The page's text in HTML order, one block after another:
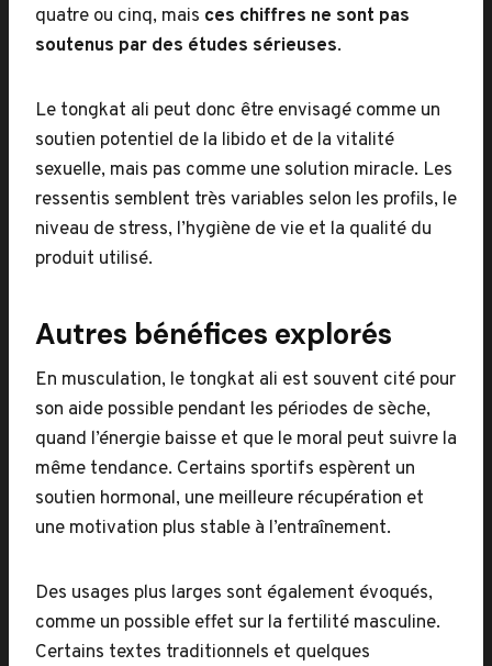
quatre ou cinq, mais ces chiffres ne sont pas
soutenus par des études sérieuses.
Le tongkat ali peut donc être envisagé comme un
soutien potentiel de la libido et de la vitalité
sexuelle, mais pas comme une solution miracle. Les
ressentis semblent très variables selon les profils, le
niveau de stress, l’hygiène de vie et la qualité du
produit utilisé.
Autres bénéfices explorés
En musculation, le tongkat ali est souvent cité pour
son aide possible pendant les périodes de sèche,
quand l’énergie baisse et que le moral peut suivre la
même tendance. Certains sportifs espèrent un
soutien hormonal, une meilleure récupération et
une motivation plus stable à l’entraînement.
Des usages plus larges sont également évoqués,
comme un possible effet sur la fertilité masculine.
Certains textes traditionnels et quelques